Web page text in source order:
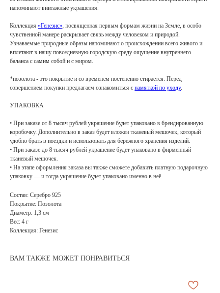
напоминают винтажные украшения.
Коллекция «Генезис», посвященная первым формам жизни на Земле, в особо
чувственной манере раскрывает связь между человеком и природой.
Узнаваемые природные образы напоминают о происхождении всего живого и
вплетают в нашу повседневную городскую среду ощущение внутреннего
баланса с самим собой и с миром.
*позолота - это покрытие и со временем постепенно стирается. Перед
совершением покупки предлагаем ознакомиться с памяткой по уходу.
УПАКОВКА
• При заказе от 8 тысяч рублей украшение будет упаковано в брендированную
коробочку. Дополнительно в заказ будет вложен тканевый мешочек, который
удобно брать в поездки и использовать для бережного хранения изделий.
• При заказе до 8 тысяч рублей украшение будет упаковано в фирменный
тканевый мешочек.
• На этапе оформления заказа вы также сможете добавить платную подарочную
упаковку — и тогда украшение будет упаковано именно в неё.
Состав: Серебро 925
Покрытие: Позолота
Диаметр: 1,3 см
Вес: 4 г
Коллекция: Генезис
ВАМ ТАКЖЕ МОЖЕТ ПОНРАВИТЬСЯ